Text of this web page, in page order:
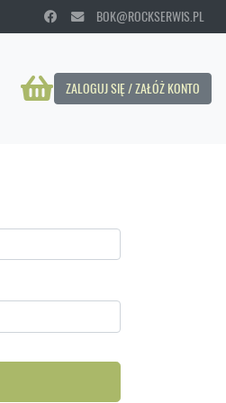
BOK@ROCKSERWIS.PL
ZALOGUJ SIĘ / ZAŁÓŻ KONTO